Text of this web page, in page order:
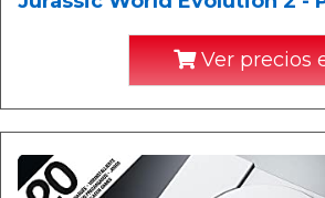
Ver precios